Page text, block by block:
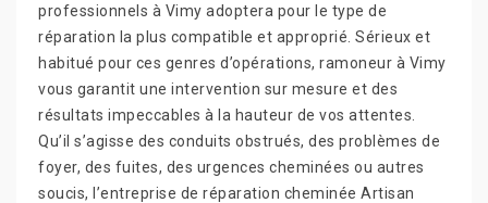
professionnels à Vimy adoptera pour le type de
réparation la plus compatible et approprié. Sérieux et
habitué pour ces genres d’opérations, ramoneur à Vimy
vous garantit une intervention sur mesure et des
résultats impeccables à la hauteur de vos attentes.
Qu’il s’agisse des conduits obstrués, des problèmes de
foyer, des fuites, des urgences cheminées ou autres
soucis, l’entreprise de réparation cheminée Artisan